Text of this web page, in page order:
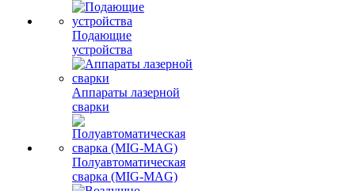
Подающие
устройства
Аппараты лазерной
сварки
Полуавтоматическая
сварка (MIG-MAG)